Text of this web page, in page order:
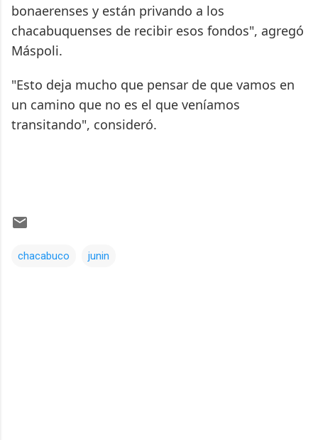
bonaerenses y están privando a los
chacabuquenses de recibir esos fondos", agregó
Máspoli.
"Esto deja mucho que pensar de que vamos en
un camino que no es el que veníamos
transitando", consideró.
chacabuco junin